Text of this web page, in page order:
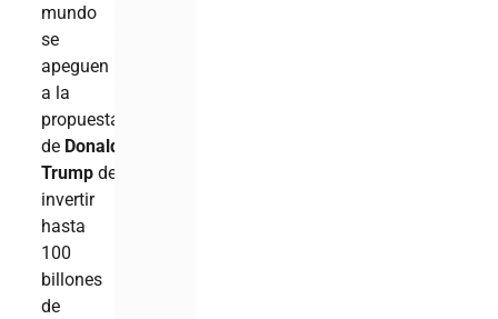
mundo
se
apeguen
a la
propuesta
de Donald
Trump de
invertir
hasta
100
billones
de